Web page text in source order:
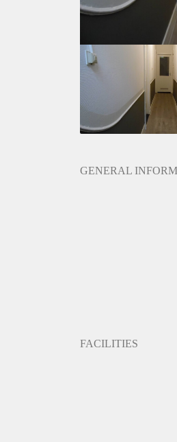
- woning wordt in
- bewoning voor de
- 2 maanden borg
- geschikt voor
- huur is exclusief
GENERAL
FACILITIES